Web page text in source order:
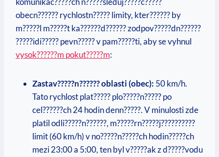
obecn?????? rychlostn????? limity, kter?????? by
m?????l m?????t ka??????d?????? zodpov?????dn??????
?????idi????? pevn????? v pam?????ti, aby se vyhnul
vysok??????m pokut?????m:
Zastav?????n?????? oblasti (obec): 50 km/h.
Tato rychlost plat????? plo?????n????? po
cel??????ch 24 hodin denn?????. V minulosti zde
platil odli?????n??????, m?????rn?????j??????????
limit (60 km/h) v no?????n?????ch hodin?????ch
mezi 23:00 a 5:00, ten byl v?????ak z d?????vodu